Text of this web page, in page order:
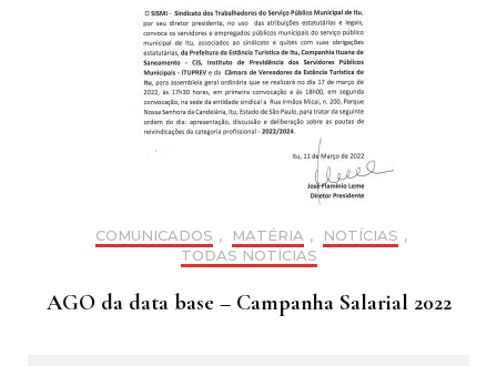
COMUNICADOS , MATÉRIA , NOTÍCIAS ,
TODAS NOTÍCIAS
AGO da data base – Campanha Salarial 2022